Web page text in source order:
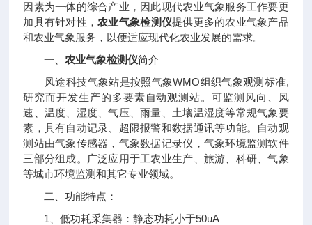
因素为一体的综合产业，因此现代农业气象服务工作要更
加具有针对性，农业气象检测仪提供更多的农业气象产品
和农业气象服务，以便适应现代化农业发展的需求。
一、农业气象检测仪简介
风途科技气象站是按照气象WMO组织气象观测标准,
研究而开发生产的多要素自动观测站。可监测风向、风
速、温度、湿度、气压、雨量、土壤温湿度等常规气象要
素，具有自动记录、超限报警和数据通讯等功能。自动观
测站由气象传感器，气象数据记录仪，气象环境监测软件
三部分组成。广泛应用于工农业生产、旅游、科研、气象
等城市环境监测和其它专业领域。
二、功能特点：
1、低功耗采集器：静态功耗小于50uA